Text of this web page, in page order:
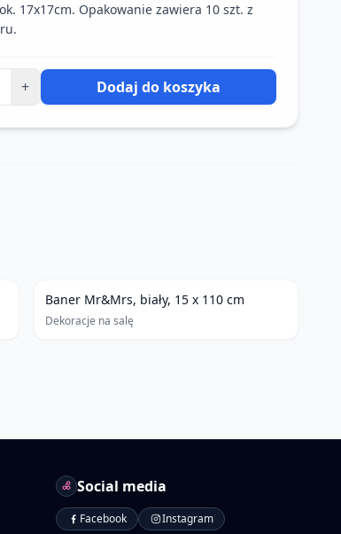
17x17cm. Opakowanie zawiera 10 szt. z
+ Dodaj do koszyka
Baner Mr&Mrs, biały, 15 x 110 cm
Dekoracje na salę
Social media
Facebook Instagram